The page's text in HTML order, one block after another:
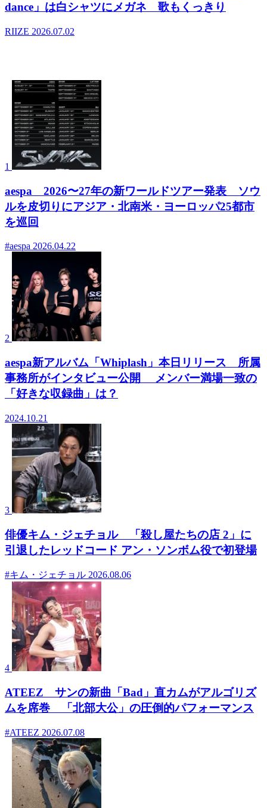
dance」は白シャツにメガネ 歌もくっきり
RIIZE 2026.07.02
1
aespa 2026〜27年の新ワールドツアー発表 ソウ
ルを皮切りにアジア・北南米・ヨーロッパ25都市
を巡回
#aespa 2026.04.22
2
aespa新アルバム「Whiplash」本日リリース 所属
事務所がインタビュー公開 メンバー満場一致の
「好きな収録曲」は？
2024.10.21
3
俳優キム・ジェチョル 「殺し屋たちの店 2」に
引退したレッドコード アン・ソンボム役で初登場
#キム・ジェチョル 2026.08.06
4
ATEEZ サンの新曲「Bad」直カムがアルゴリズ
ムを席巻 「北部大公」の圧倒的パフォーマンス
#ATEEZ 2026.07.08